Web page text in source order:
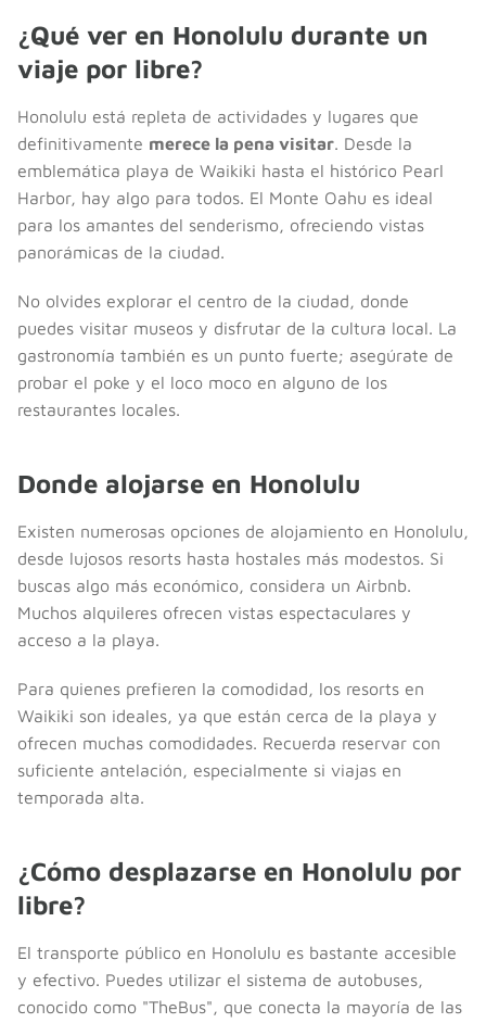
¿Qué ver en Honolulu durante un
viaje por libre?
Honolulu está repleta de actividades y lugares que
definitivamente merece la pena visitar. Desde la
emblemática playa de Waikiki hasta el histórico Pearl
Harbor, hay algo para todos. El Monte Oahu es ideal
para los amantes del senderismo, ofreciendo vistas
panorámicas de la ciudad.
No olvides explorar el centro de la ciudad, donde
puedes visitar museos y disfrutar de la cultura local. La
gastronomía también es un punto fuerte; asegúrate de
probar el poke y el loco moco en alguno de los
restaurantes locales.
Donde alojarse en Honolulu
Existen numerosas opciones de alojamiento en Honolulu,
desde lujosos resorts hasta hostales más modestos. Si
buscas algo más económico, considera un Airbnb.
Muchos alquileres ofrecen vistas espectaculares y
acceso a la playa.
Para quienes prefieren la comodidad, los resorts en
Waikiki son ideales, ya que están cerca de la playa y
ofrecen muchas comodidades. Recuerda reservar con
suficiente antelación, especialmente si viajas en
temporada alta.
¿Cómo desplazarse en Honolulu por
libre?
El transporte público en Honolulu es bastante accesible
y efectivo. Puedes utilizar el sistema de autobuses,
conocido como "TheBus", que conecta la mayoría de las